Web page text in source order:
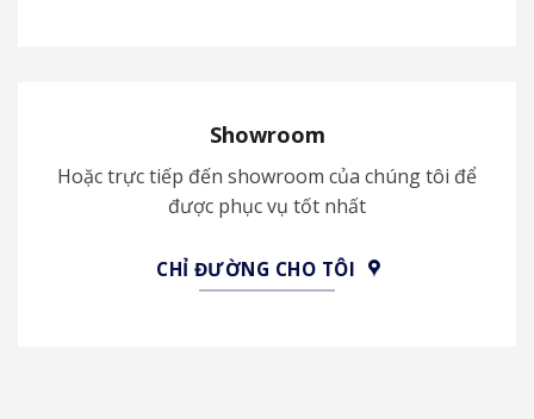
Showroom
Hoặc trực tiếp đến showroom của chúng tôi để
được phục vụ tốt nhất
CHỈ ĐƯỜNG CHO TÔI